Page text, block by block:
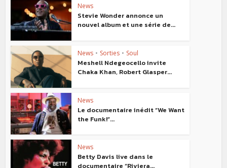
News
Stevie Wonder annonce un
nouvel album et une série de...
News • Sorties • Soul
Meshell Ndegeocello invite
Chaka Khan, Robert Glasper...
News
Le documentaire inédit “We Want
the Funk!”...
News
Betty Davis live dans le
documentaire “Riviera...